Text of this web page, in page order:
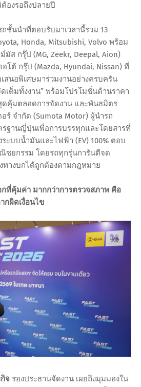
องรอถึงปลายปี
ชั้นนำที่ตอบรับมาเวลานี้รวม 13
Honda, Mitsubishi, Volvo พร้อม
ส กรุ๊ป (MG, Zeekr, Deepal, Aion)
โต้ กรุ๊ป (Mazda, Hyundai, Nissan) ที่
สนอพิเศษมาร่วมงานอย่างครบครัน
เต็มทั้งงาน” พร้อมโปรโมชั่นด้านราคา
ดคุ้มตลอดการจัดงาน และพันธมิตร
ร์ จำกัด (Sumota Motor) ผู้นำรถ
รฐานญี่ปุ่นเพื่อการบรรทุกและโดยสารที่
ะบบน้ำมันและไฟฟ้า (EV) 100% ตอบ
ชยกรรม โดยรถทุกรุ่นการันตีจด
ทางบกได้ถูกต้องตามกฎหมาย
ที่คุ้มค่า มากกว่าการตรวจสภาพ คือ
กผิดเงื่อนไข
จ รองประธานจัดงาน เผยถึงมุมมองใน